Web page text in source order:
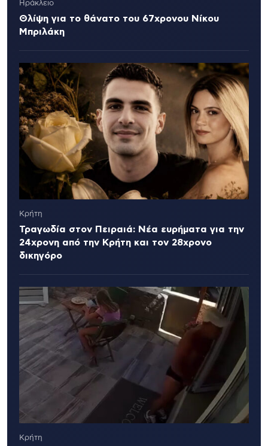
Ηράκλειο
Θλίψη για το θάνατο του 67χρονου Νίκου
Μπριλάκη
Κρήτη
Τραγωδία στον Πειραιά: Νέα ευρήματα για την
24χρονη από την Κρήτη και τον 28χρονο
δικηγόρο
Κρήτη